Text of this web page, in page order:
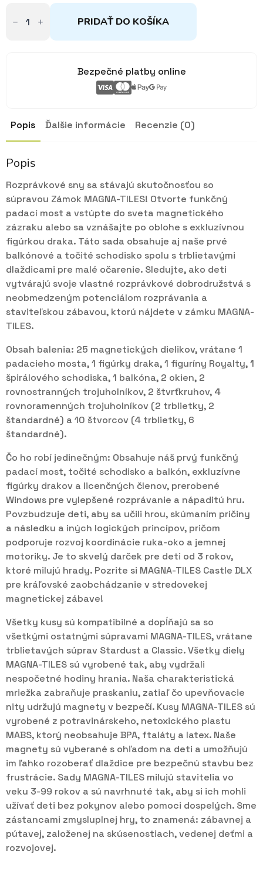
množstvo
Magnetická
stavebnica PRIDAŤ DO KOŠÍKA
Bezpečné platby online
Popis Ďalšie informácie Recenzie (0)
Popis
Rozprávkové sny sa stávajú skutočnosťou so
súpravou Zámok MAGNA-TILES! Otvorte funkčný
padací most a vstúpte do sveta magnetického
zázraku alebo sa vznášajte po oblohe s exkluzívnou
figúrkou draka. Táto sada obsahuje aj naše prvé
balkónové a točité schodisko spolu s trblietavými
dlaždicami pre malé očarenie. Sledujte, ako deti
vytvárajú svoje vlastné rozprávkové dobrodružstvá s
neobmedzeným potenciálom rozprávania a
staviteľskou zábavou, ktorú nájdete v zámku MAGNA-
TILES.
Obsah balenia: 25 magnetických dielikov, vrátane 1
padacieho mosta, 1 figúrky draka, 1 figuríny Royalty, 1
špirálového schodiska, 1 balkóna, 2 okien, 2
rovnostranných trojuholníkov, 2 štvrťkruhov, 4
rovnoramenných trojuholníkov (2 trblietky, 2
štandardné) a 10 štvorcov (4 trblietky, 6
štandardné).
Čo ho robí jedinečným: Obsahuje náš prvý funkčný
padací most, točité schodisko a balkón, exkluzívne
figúrky drakov a licenčných členov, prerobené
Windows pre vylepšené rozprávanie a nápaditú hru.
Povzbudzuje deti, aby sa učili hrou, skúmaním príčiny
a následku a iných logických princípov, pričom
podporuje rozvoj koordinácie ruka-oko a jemnej
motoriky. Je to skvelý darček pre deti od 3 rokov,
ktoré milujú hrady. Pozrite si MAGNA-TILES Castle DLX
pre kráľovské zaobchádzanie v stredovekej
magnetickej zábave!
Všetky kusy sú kompatibilné a dopĺňajú sa so
všetkými ostatnými súpravami MAGNA-TILES, vrátane
trblietavých súprav Stardust a Classic. Všetky diely
MAGNA-TILES sú vyrobené tak, aby vydržali
nespočetné hodiny hrania. Naša charakteristická
mriežka zabraňuje praskaniu, zatiaľ čo upevňovacie
nity udržujú magnety v bezpečí. Kusy MAGNA-TILES sú
vyrobené z potravinárskeho, netoxického plastu
MABS, ktorý neobsahuje BPA, ftaláty a latex. Naše
magnety sú vyberané s ohľadom na deti a umožňujú
im ľahko rozoberať dlaždice pre bezpečnú stavbu bez
frustrácie. Sady MAGNA-TILES milujú stavitelia vo
veku 3-99 rokov a sú navrhnuté tak, aby si ich mohli
užívať deti bez pokynov alebo pomoci dospelých. Sme
zástancami zmysluplnej hry, to znamená: zábavnej a
pútavej, založenej na skúsenostiach, vedenej deťmi a
rozvojovej.